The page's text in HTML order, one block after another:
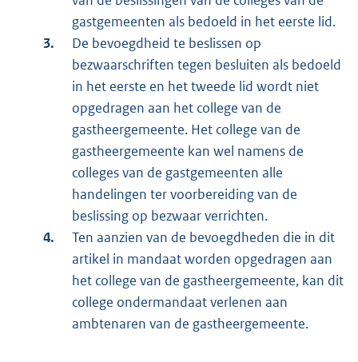
gastgemeenten als bedoeld in het eerste lid.
De bevoegdheid te beslissen op
bezwaarschriften tegen besluiten als bedoeld
in het eerste en het tweede lid wordt niet
opgedragen aan het college van de
gastheergemeente. Het college van de
gastheergemeente kan wel namens de
colleges van de gastgemeenten alle
handelingen ter voorbereiding van de
beslissing op bezwaar verrichten.
Ten aanzien van de bevoegdheden die in dit
artikel in mandaat worden opgedragen aan
het college van de gastheergemeente, kan dit
college ondermandaat verlenen aan
ambtenaren van de gastheergemeente.